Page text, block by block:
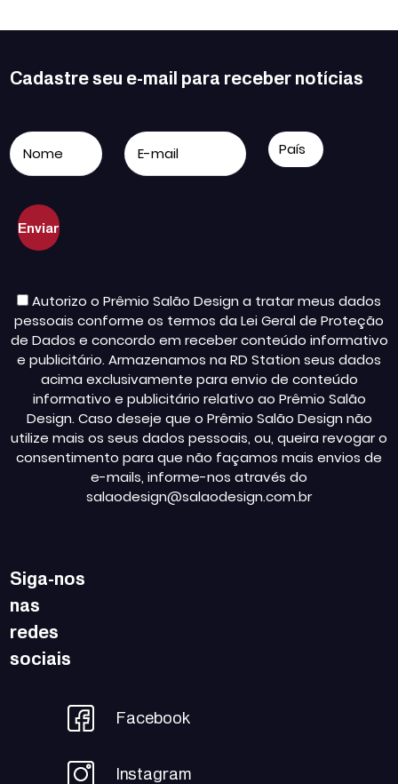
Cadastre seu e-mail para receber notícias
Autorizo o Prêmio Salão Design a tratar meus dados
pessoais conforme os termos da Lei Geral de Proteção
de Dados e concordo em receber conteúdo informativo
e publicitário. Armazenamos na RD Station seus dados
acima exclusivamente para envio de conteúdo
informativo e publicitário relativo ao Prêmio Salão
Design. Caso deseje que o Prêmio Salão Design não
utilize mais os seus dados pessoais, ou, queira revogar o
consentimento para que não façamos mais envios de
e-mails, informe-nos através do
salaodesign@salaodesign.com.br
Siga-nos
nas
redes
sociais
Facebook
Instagram